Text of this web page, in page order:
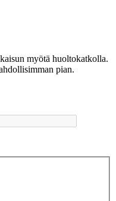
myötä huoltokatkolla.
pian.